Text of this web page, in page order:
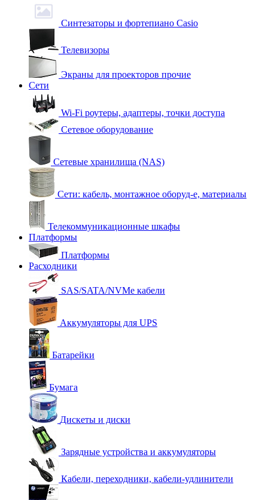
Синтезаторы и фортепиано Casio
Телевизоры
Экраны для проекторов прочие
Сети
Wi-Fi роутеры, адаптеры, точки доступа
Сетевое оборудование
Сетевые хранилища (NAS)
Сети: кабель, монтажное оборуд-е, материалы
Телекоммуникационные шкафы
Платформы
Платформы
Расходники
SAS/SATA/NVMe кабели
Аккумуляторы для UPS
Батарейки
Бумага
Дискеты и диски
Зарядные устройства и аккумуляторы
Кабели, переходники, кабели-удлинители